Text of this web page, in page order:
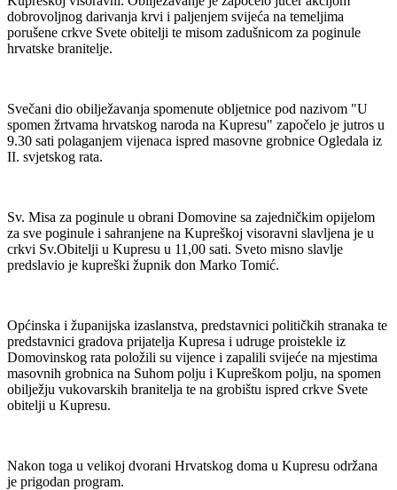
dobrovoljnog darivanja krvi i paljenjem svijeća na temeljima
porušene crkve Svete obitelji te misom zadušnicom za poginule
hrvatske branitelje.
Svečani dio obilježavanja spomenute obljetnice pod nazivom "U
spomen žrtvama hrvatskog naroda na Kupresu" započelo je jutros u
9.30 sati polaganjem vijenaca ispred masovne grobnice Ogledala iz
II. svjetskog rata.
Sv. Misa za poginule u obrani Domovine sa zajedničkim opijelom
za sve poginule i sahranjene na Kupreškoj visoravni slavljena je u
crkvi Sv.Obitelji u Kupresu u 11,00 sati. Sveto misno slavlje
predslavio je kupreški župnik don Marko Tomić.
Općinska i županijska izaslanstva, predstavnici političkih stranaka te
predstavnici gradova prijatelja Kupresa i udruge proistekle iz
Domovinskog rata položili su vijence i zapalili svijeće na mjestima
masovnih grobnica na Suhom polju i Kupreškom polju, na spomen
obilježju vukovarskih branitelja te na grobištu ispred crkve Svete
obitelji u Kupresu.
Nakon toga u velikoj dvorani Hrvatskog doma u Kupresu održana
je prigodan program.